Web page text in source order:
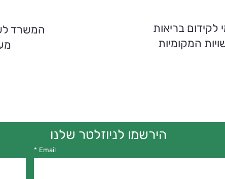
המשרד
לקידום בריאות
המקומיות
הירשמו לניוזלטר שלנו
* Email